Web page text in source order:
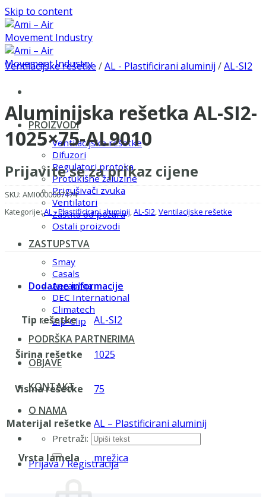
Skip to content
PROIZVODI
Ventilacijske rešetke
Difuzori
Regulatori protoka
Protukišne žaluzine
Prigušivači zvuka
Ventilatori
Zaštita od požara
Ostali proizvodi
ZASTUPSTVA
Smay
Casals
Aerauliqa
DEC International
Climatech
Zip-Clip
PODRŠKA PARTNERIMA
OBJAVE
KONTAKT
O NAMA
Pretraži:
Prijava / Registracija
Ventilacijske rešetke /AL - Plastificirani aluminij /AL-SI2
Aluminijska rešetka AL-SI2-
1025×75-AL9010
Prijavite se za prikaz cijene
SKU: AMI0000007174
Kategorije:AL - Plastificirani aluminij,AL-SI2,Ventilacijske rešetke
Dodatne informacije
Tip rešetke AL-SI2
Širina rešetke 1025
Visina rešetke 75
Materijal rešetke AL – Plastificirani aluminij
Vrsta lamela mrežica